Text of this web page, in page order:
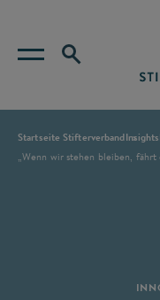
Startseite StifterverbandInsights
„Wenn wir stehen bleiben, fährt